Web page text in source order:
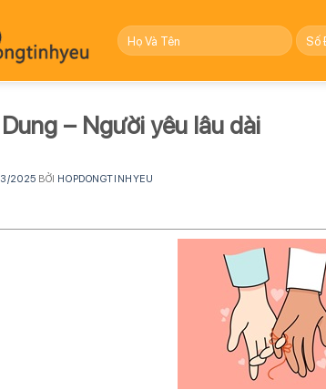
– Người yêu lâu dài
2025 BỞI HOPDONGTINHYEU